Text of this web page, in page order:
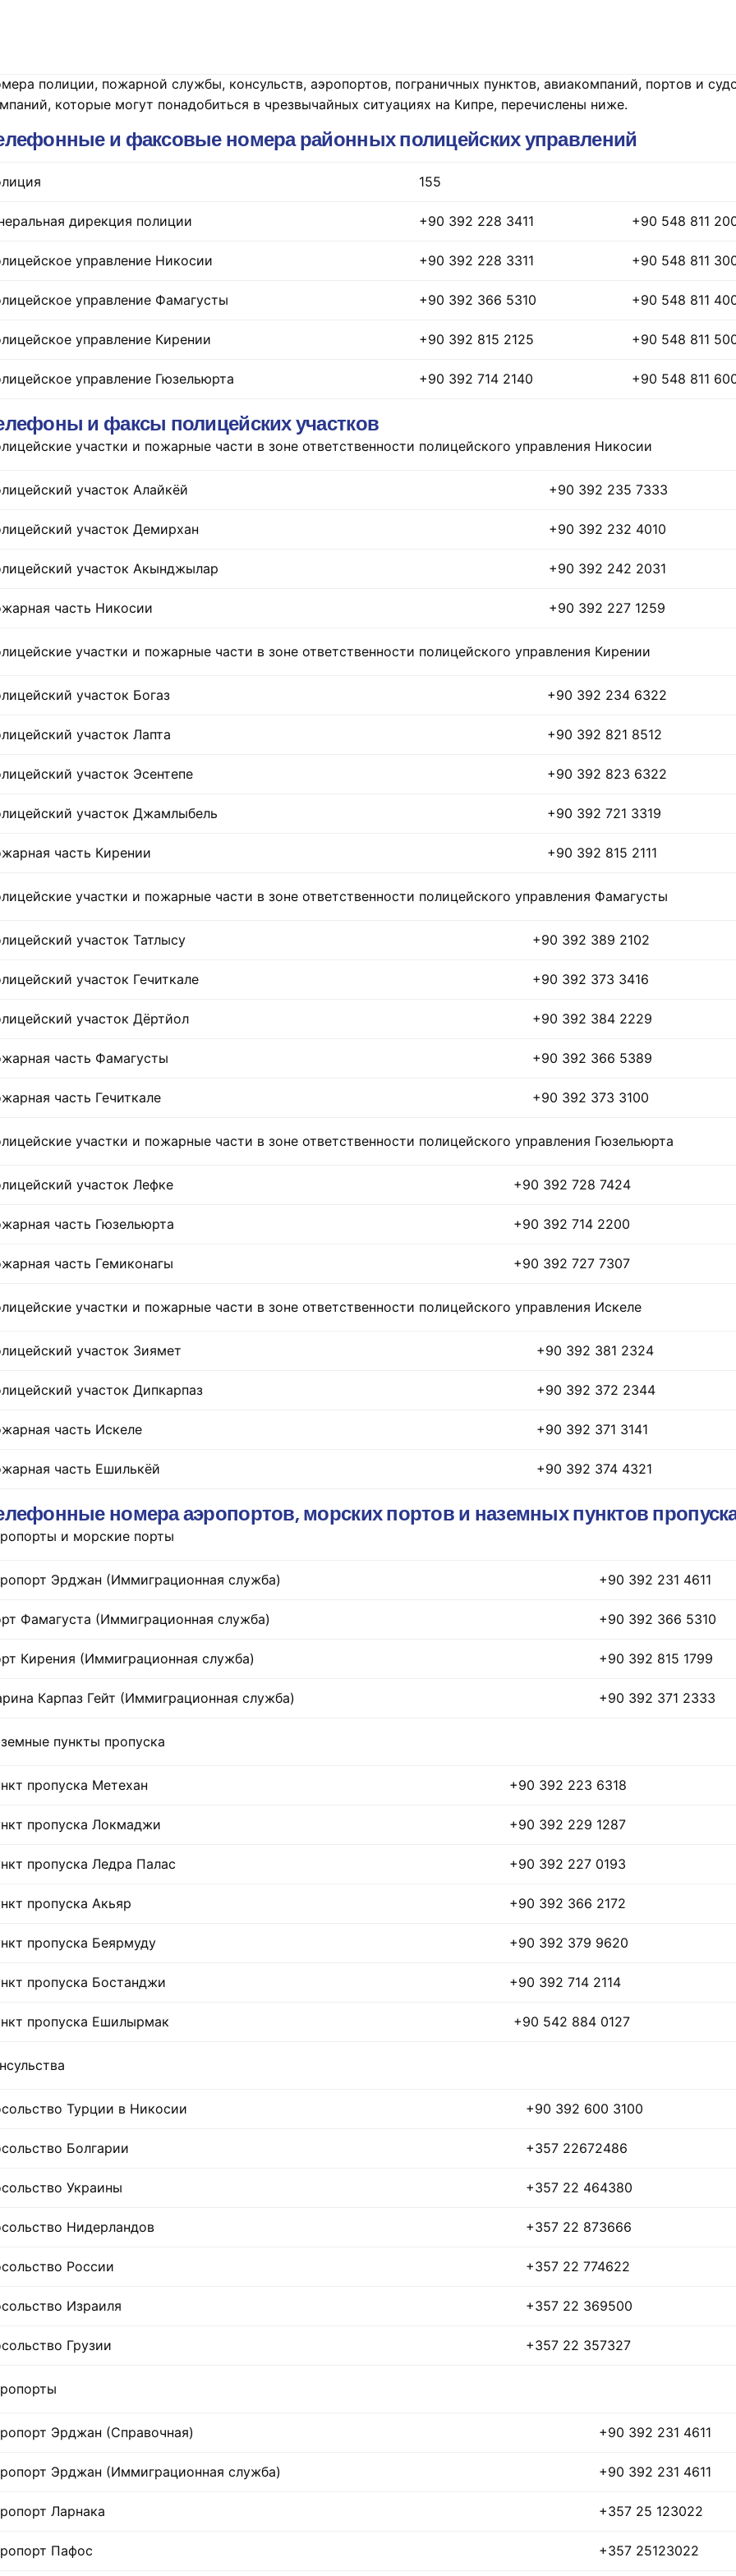
полиции, пожарной службы, консульств, аэропортов, пограничных пунктов, авиакомпаний, портов и
которые могут понадобиться в чрезвычайных ситуациях на Кипре, перечислены ниже.
и факсовые номера районных полицейских управлений
155
дирекция полиции +90 392 228 3411 +90 548 811
управление Никосии +90 392 228 3311 +90 548 811
управление Фамагусты +90 392 366 5310 +90 548 811
управление Кирении +90 392 815 2125 +90 548 811
управление Гюзельюрта +90 392 714 2140 +90 548 811
и факсы полицейских участков
участки и пожарные части в зоне ответственности полицейского управления Никосии
участок Алайкёй +90 392 235 7333
участок Демирхан +90 392 232 4010
участок Акынджылар +90 392 242 2031
часть Никосии +90 392 227 1259
участки и пожарные части в зоне ответственности полицейского управления Кирении
участок Богаз +90 392 234 6322
участок Лапта +90 392 821 8512
участок Эсентепе +90 392 823 6322
участок Джамлыбель +90 392 721 3319
часть Кирении +90 392 815 2111
участки и пожарные части в зоне ответственности полицейского управления Фамагусты
участок Татлысу +90 392 389 2102
участок Гечиткале +90 392 373 3416
участок Дёртйол +90 392 384 2229
часть Фамагусты +90 392 366 5389
часть Гечиткале +90 392 373 3100
участки и пожарные части в зоне ответственности полицейского управления Гюзельюрта
участок Лефке +90 392 728 7424
часть Гюзельюрта +90 392 714 2200
часть Гемиконагы +90 392 727 7307
участки и пожарные части в зоне ответственности полицейского управления Искеле
участок Зиямет +90 392 381 2324
участок Дипкарпаз +90 392 372 2344
часть Искеле +90 392 371 3141
часть Ешилькёй +90 392 374 4321
номера аэропортов, морских портов и наземных пунктов
и морские порты
Эрджан (Иммиграционная служба) +90 392 231 4611
Фамагуста (Иммиграционная служба) +90 392 366 5310
Кирения (Иммиграционная служба) +90 392 815 1799
Карпаз Гейт (Иммиграционная служба) +90 392 371 2333
пункты пропуска
пропуска Метехан +90 392 223 6318
пропуска Локмаджи +90 392 229 1287
пропуска Ледра Палас +90 392 227 0193
пропуска Акьяр +90 392 366 2172
пропуска Беярмуду +90 392 379 9620
пропуска Бостанджи +90 392 714 2114
пропуска Ешилырмак +90 542 884 0127
Турции в Никосии +90 392 600 3100
Болгарии +357 22672486
Украины +357 22 464380
Нидерландов +357 22 873666
России +357 22 774622
Израиля +357 22 369500
Грузии +357 22 357327
Эрджан (Справочная) +90 392 231 4611
Эрджан (Иммиграционная служба) +90 392 231 4611
Ларнака +357 25 123022
Пафос +357 25123022